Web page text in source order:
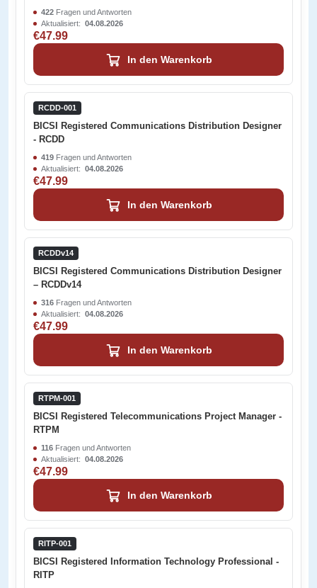
422 Fragen und Antworten
Aktualisiert: 04.08.2026
€47.99
In den Warenkorb
RCDD-001
BICSI Registered Communications Distribution Designer
- RCDD
419 Fragen und Antworten
Aktualisiert: 04.08.2026
€47.99
In den Warenkorb
RCDDv14
BICSI Registered Communications Distribution Designer
– RCDDv14
316 Fragen und Antworten
Aktualisiert: 04.08.2026
€47.99
In den Warenkorb
RTPM-001
BICSI Registered Telecommunications Project Manager -
RTPM
116 Fragen und Antworten
Aktualisiert: 04.08.2026
€47.99
In den Warenkorb
RITP-001
BICSI Registered Information Technology Professional -
RITP